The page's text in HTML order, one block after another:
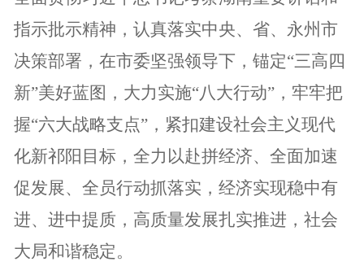
指示批示精神，认真落实中央、省、永州市
决策部署，在市委坚强领导下，锚定“三高四
新”美好蓝图，大力实施“八大行动”，牢牢把
握“六大战略支点”，紧扣建设社会主义现代
化新祁阳目标，全力以赴拼经济、全面加速
促发展、全员行动抓落实，经济实现稳中有
进、进中提质，高质量发展扎实推进，社会
大局和谐稳定。